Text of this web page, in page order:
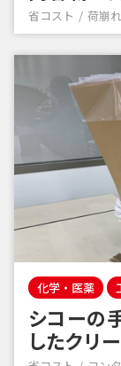
省コスト 荷崩
化学・医薬
シコーの
したクリ